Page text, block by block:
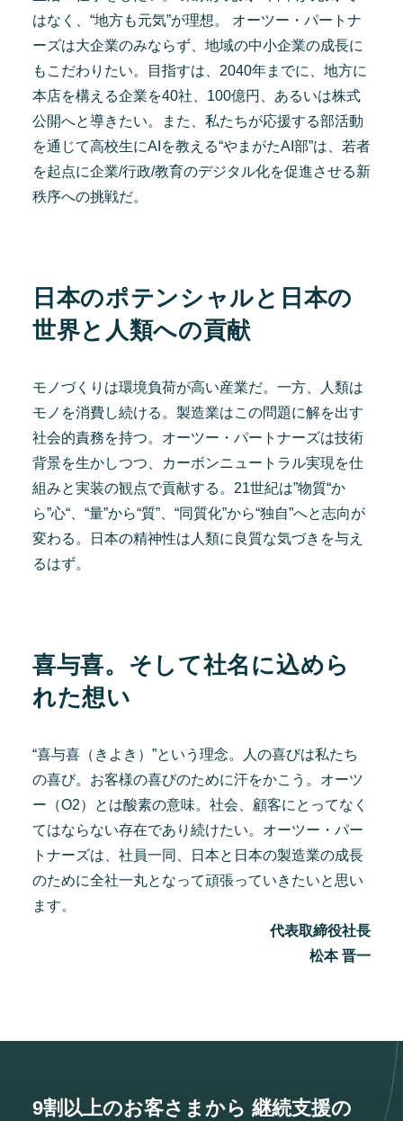
はなく、“地方も元気”が理想。 オーツー・パートナ
ーズは大企業のみならず、地域の中小企業の成長に
もこだわりたい。目指すは、2040年までに、地方に
本店を構える企業を40社、100億円、あるいは株式
公開へと導きたい。また、私たちが応援する部活動
を通じて高校生にAIを教える“やまがたAI部”は、若者
を起点に企業/行政/教育のデジタル化を促進させる新
秩序への挑戦だ。
日本のポテンシャルと日本の
世界と人類への貢献
モノづくりは環境負荷が高い産業だ。一方、人類は
モノを消費し続ける。製造業はこの問題に解を出す
社会的責務を持つ。オーツー・パートナーズは技術
背景を生かしつつ、カーボンニュートラル実現を仕
組みと実装の観点で貢献する。21世紀は”物質“か
ら”心“、“量”から“質”、“同質化”から“独自”へと志向が
変わる。日本の精神性は人類に良質な気づきを与え
るはず。
喜与喜。そして社名に込めら
れた想い
“喜与喜（きよき）”という理念。人の喜びは私たち
の喜び。お客様の喜びのために汗をかこう。オーツ
ー（O2）とは酸素の意味。社会、顧客にとってなく
てはならない存在であり続けたい。オーツー・パー
トナーズは、社員一同、日本と日本の製造業の成長
のために全社一丸となって頑張っていきたいと思い
ます。
代表取締役社長
松本 晋一
9割以上のお客さまから 継続支援の